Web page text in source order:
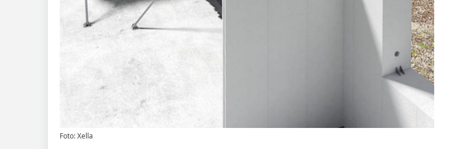
Foto: Xella